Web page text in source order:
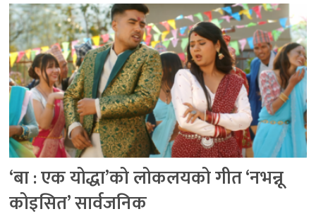
‘बा : एक योद्धा’को लोकलयको गीत ‘नभन्नू
कोइसित’ सार्वजनिक